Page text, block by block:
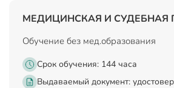
МЕДИЦИНСКАЯ И СУДЕБНАЯ
Обучение без мед.образования
Срок обучения: 144 часа
Выдаваемый документ: